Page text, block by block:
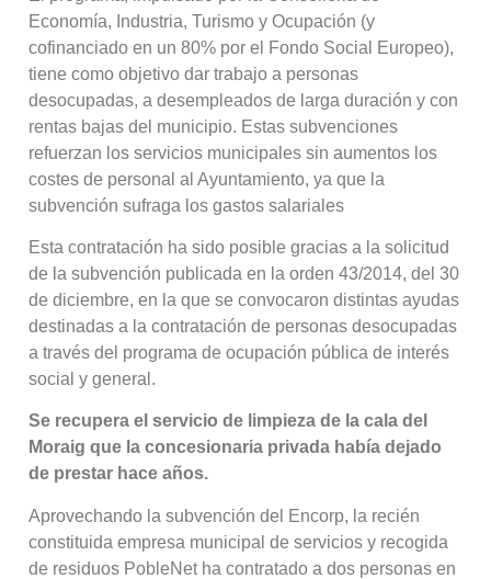
Economía, Industria, Turismo y Ocupación (y
cofinanciado en un 80% por el Fondo Social Europeo),
tiene como objetivo dar trabajo a personas
desocupadas, a desempleados de larga duración y con
rentas bajas del municipio. Estas subvenciones
refuerzan los servicios municipales sin aumentos los
costes de personal al Ayuntamiento, ya que la
subvención sufraga los gastos salariales
Esta contratación ha sido posible gracias a la solicitud
de la subvención publicada en la orden 43/2014, del 30
de diciembre, en la que se convocaron distintas ayudas
destinadas a la contratación de personas desocupadas
a través del programa de ocupación pública de interés
social y general.
Se recupera el servicio de limpieza de la cala del
Moraig que la concesionaria privada había dejado
de prestar hace años.
Aprovechando la subvención del Encorp, la recién
constituida empresa municipal de servicios y recogida
de residuos PobleNet ha contratado a dos personas en